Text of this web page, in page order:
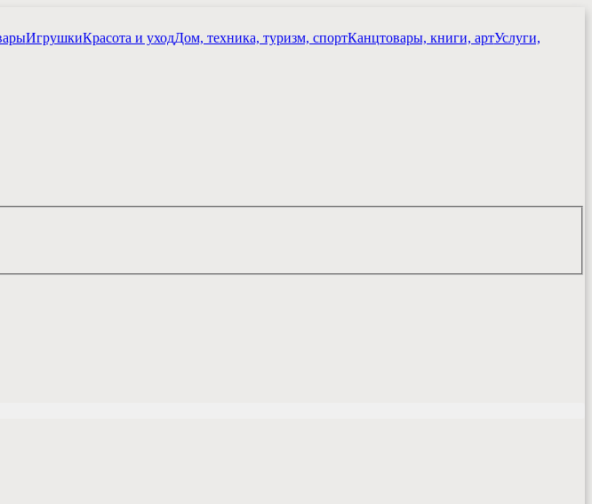
ИгрушкиКрасота и уходДом, техника, туризм, спортКанцтовары, книги, артУслуги,